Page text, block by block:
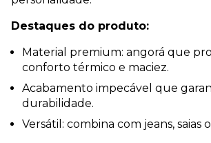
Destaques do produto:
Material premium: angorá que
conforto térmico e maciez.
Acabamento impecável que
durabilidade.
Versátil: combina com jeans, saias